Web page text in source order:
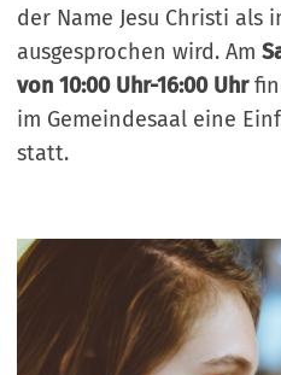
der Name Jesu Christi als
ausgesprochen wird. Am
von 10:00 Uhr-16:00 Uhr
im Gemeindesaal eine
statt.